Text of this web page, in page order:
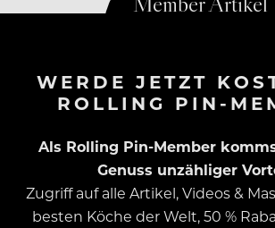
WERDE JETZT
ROLLING PIN-
Als Rolling Pin-Member
Genuss unzähliger
Zugriff auf alle Artikel, Videos &
besten Köche der Welt, 50 %